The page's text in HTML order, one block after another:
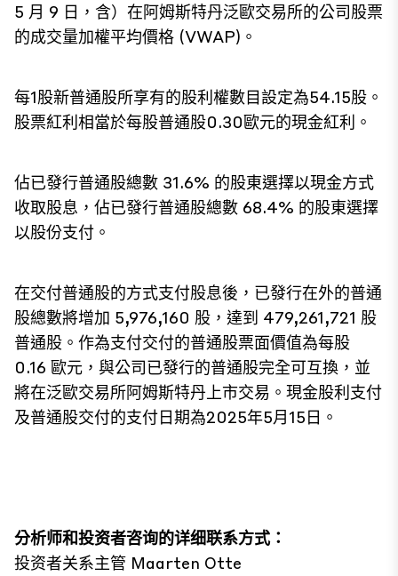
5 月 9 日，含）在阿姆斯特丹泛歐交易所的公司股票
的成交量加權平均價格 (VWAP)。
每1股新普通股所享有的股利權數目設定為54.15股。
股票紅利相當於每股普通股0.30歐元的現金紅利。
佔已發行普通股總數 31.6% 的股東選擇以現金方式
收取股息，佔已發行普通股總數 68.4% 的股東選擇
以股份支付。
在交付普通股的方式支付股息後，已發行在外的普通
股總數將增加 5,976,160 股，達到 479,261,721 股
普通股。作為支付交付的普通股票面價值為每股
0.16 歐元，與公司已發行的普通股完全可互換，並
將在泛歐交易所阿姆斯特丹上市交易。現金股利支付
及普通股交付的支付日期為2025年5月15日。
分析师和投资者咨询的详细联系方式：
投资者关系主管 Maarten Otte